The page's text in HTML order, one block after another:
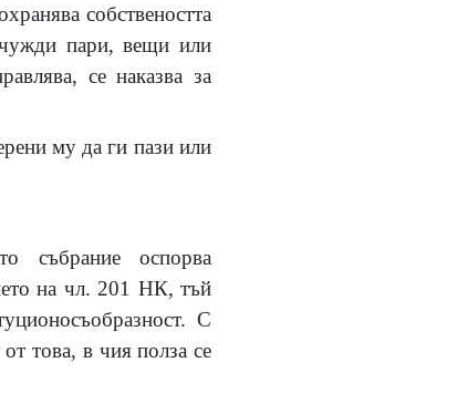
собствеността
чужди пари, вещи или
се наказва за
му да ги пази или
събрание оспорва
на чл. 201 НК, тъй
С
това, в чия полза се